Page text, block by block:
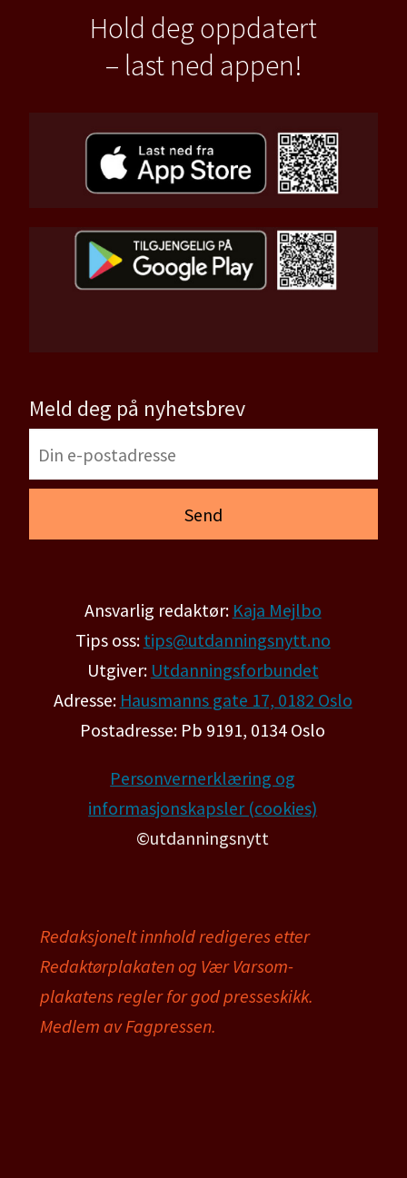
Hold deg oppdatert
– last ned appen!
Meld deg på nyhetsbrev
Ansvarlig redaktør: Kaja Mejlbo
Tips oss: tips@utdanningsnytt.no
Utgiver: Utdanningsforbundet
Adresse: Hausmanns gate 17, 0182 Oslo
Postadresse: Pb 9191, 0134 Oslo
Personvernerklæring og
informasjonskapsler (cookies)
©utdanningsnytt
Redaksjonelt innhold redigeres etter
Redaktørplakaten og Vær Varsom-
plakatens regler for god presseskikk.
Medlem av Fagpressen.